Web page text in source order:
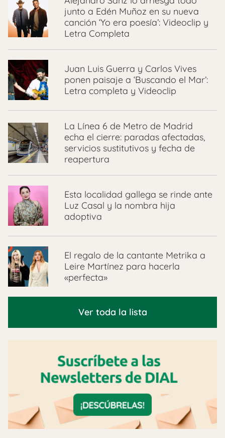
junto a Edén Muñoz en su nueva
canción ‘Yo era poesía’: Videoclip y
Letra Completa
Juan Luis Guerra y Carlos Vives
ponen paisaje a ‘Buscando el Mar’:
Letra completa y Videoclip
La Línea 6 de Metro de Madrid
echa el cierre: paradas afectadas,
servicios sustitutivos y fecha de
reapertura
Esta localidad gallega se rinde ante
Luz Casal y la nombra hija
adoptiva
El regalo de la cantante Metrika a
Leire Martínez para hacerla
«perfecta»
Ver toda la lista